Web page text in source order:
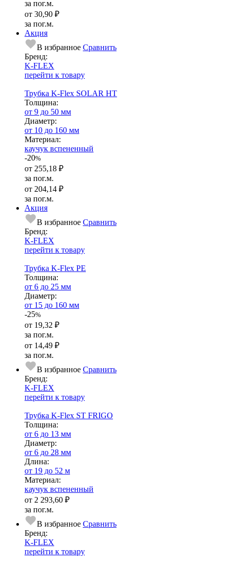
за пог.м.
от 30,90 ₽
за пог.м.
Акция
В избранное Сравнить
Бренд:
K-FLEX
перейти к товару
Трубка K-Flex SOLAR HT
Тол­щи­на:
от 9 до 50 мм
Диаметр:
от 10 до 160 мм
Ма­­те­­ри­­ал:
каучук вспененный
-20%
от 255,18 ₽
за пог.м.
от 204,14 ₽
за пог.м.
Акция
В избранное Сравнить
Бренд:
K-FLEX
перейти к товару
Трубка K-Flex PE
Тол­щи­на:
от 6 до 25 мм
Диаметр:
от 15 до 160 мм
-25%
от 19,32 ₽
за пог.м.
от 14,49 ₽
за пог.м.
В избранное Сравнить
Бренд:
K-FLEX
перейти к товару
Трубка K-Flex ST FRIGO
Тол­щи­на:
от 6 до 13 мм
Диаметр:
от 6 до 28 мм
Длина:
от 19 до 52 м
Ма­­те­­ри­­ал:
каучук вспененный
от 2 293,60 ₽
за пог.м.
В избранное Сравнить
Бренд:
K-FLEX
перейти к товару